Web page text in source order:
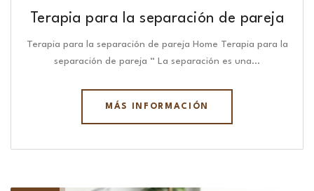
Terapia para la separación de pareja
Terapia para la separación de pareja Home Terapia para la
separación de pareja “ La separación es una…
MÁS INFORMACIÓN